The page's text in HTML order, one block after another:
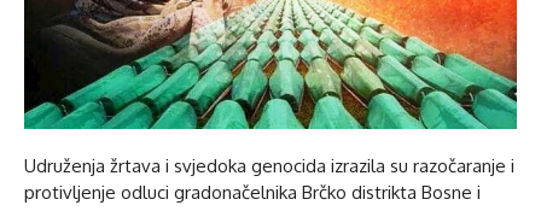
Udruženja žrtava i svjedoka genocida izrazila su razočaranje i
protivljenje odluci gradonačelnika Brčko distrikta Bosne i